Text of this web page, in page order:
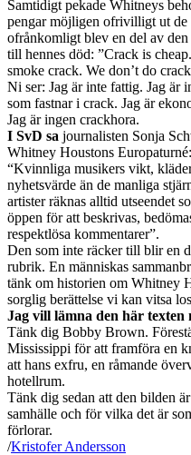
Samtidigt pekade Whitneys
pengar möjligen ofrivilligt ut de
ofrånkomligt blev en del av
till hennes död: ”Crack is
smoke crack. We don’t do
Ni ser: Jag är inte fattig. Jag är
som fastnar i crack. Jag är
Jag är ingen crackhora.
I SvD sa journalisten Sonja
Whitney Houstons Europaturné:
“Kvinnliga musikers vikt,
nyhetsvärde än de manliga
artister räknas alltid utseendet
öppen för att beskrivas,
respektlösa kommentarer”.
Den som inte räcker till blir en
rubrik. En människas
tänk om historien om Whitney
sorglig berättelse vi kan vitsa
Jag vill lämna den här texten
Tänk dig Bobby Brown.
Mississippi för att framföra en
att hans exfru, en råmande
hotellrum.
Tänk dig sedan att den bilden
samhälle och för vilka det är
förlorar.
/Kristofer Andersson